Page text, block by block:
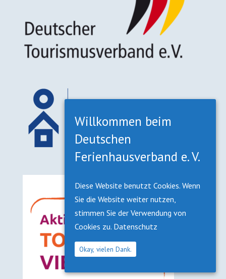
Willkommen beim
Deutschen
Ferienhausverband e. V.
Diese Website benutzt Cookies. Wenn
Sie die Website weiter nutzen,
stimmen Sie der Verwendung von
Cookies zu. Datenschutz
Okay, vielen Dank.